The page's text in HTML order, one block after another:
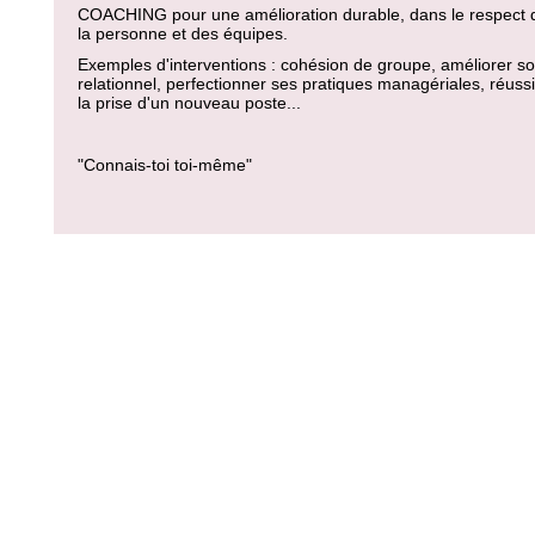
COACHING pour une amélioration durable, dans le respect
la personne et des équipes.
Exemples d'interventions : cohésion de groupe, améliorer
relationnel, perfectionner ses pratiques managériales,
la prise d'un nouveau poste...
"Connais-toi toi-même"